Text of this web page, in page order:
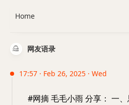
网友语录
17:57 · Feb 26, 2025 · Wed
#网摘 毛毛小雨 分享： 一
Home